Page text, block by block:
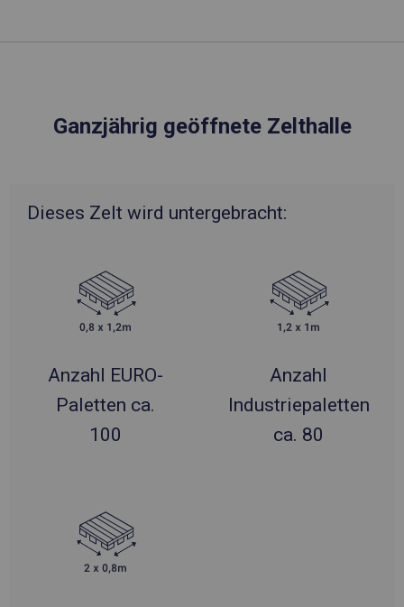
Ganzjährig geöffnete Zelthalle
Dieses Zelt wird untergebracht:
Anzahl EURO-
Paletten ca.
100
Anzahl
Industriepaletten
ca. 80